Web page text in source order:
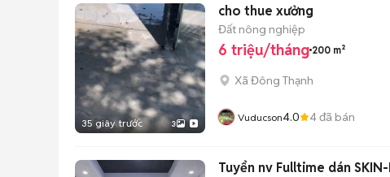
35 giây trước 3
cho thue xưởng
Đất nông nghiệp
6 triệu/tháng 200 m²
Xã Đông Thạnh
Vuducson4.0 4đã bán
Tuyển nv Fulltime dán